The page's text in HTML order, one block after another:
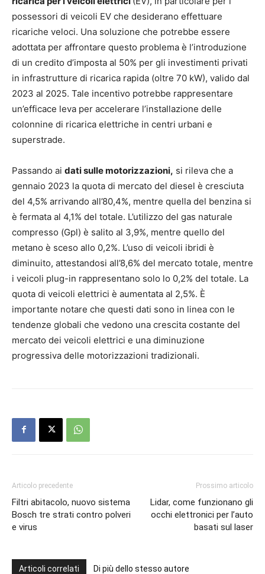
possessori di veicoli EV che desiderano effettuare
ricariche veloci. Una soluzione che potrebbe essere
adottata per affrontare questo problema è l’introduzione
di un credito d’imposta al 50% per gli investimenti privati
in infrastrutture di ricarica rapida (oltre 70 kW), valido dal
2023 al 2025. Tale incentivo potrebbe rappresentare
un’efficace leva per accelerare l’installazione delle
colonnine di ricarica elettriche in centri urbani e
superstrade.
Passando ai dati sulle motorizzazioni, si rileva che a
gennaio 2023 la quota di mercato del diesel è cresciuta
del 4,5% arrivando all’80,4%, mentre quella del benzina si
è fermata al 4,1% del totale. L’utilizzo del gas naturale
compresso (Gpl) è salito al 3,9%, mentre quello del
metano è sceso allo 0,2%. L’uso di veicoli ibridi è
diminuito, attestandosi all’8,6% del mercato totale, mentre
i veicoli plug-in rappresentano solo lo 0,2% del totale. La
quota di veicoli elettrici è aumentata al 2,5%. È
importante notare che questi dati sono in linea con le
tendenze globali che vedono una crescita costante del
mercato dei veicoli elettrici e una diminuzione
progressiva delle motorizzazioni tradizionali.
Articolo precedente
Filtri abitacolo, nuovo sistema
Bosch tre strati contro polveri
e virus
Prossimo articolo
Lidar, come funzionano gli
occhi elettronici per l’auto
basati sul laser
Articoli correlati Di più dello stesso autore